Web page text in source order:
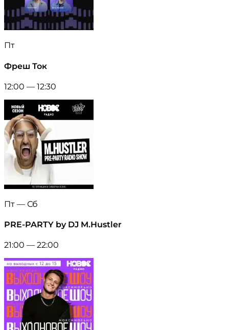
Пт
Фреш Ток
12:00 — 12:30
Пт — Сб
PRE-PARTY by DJ M.Hustler
21:00 — 22:00